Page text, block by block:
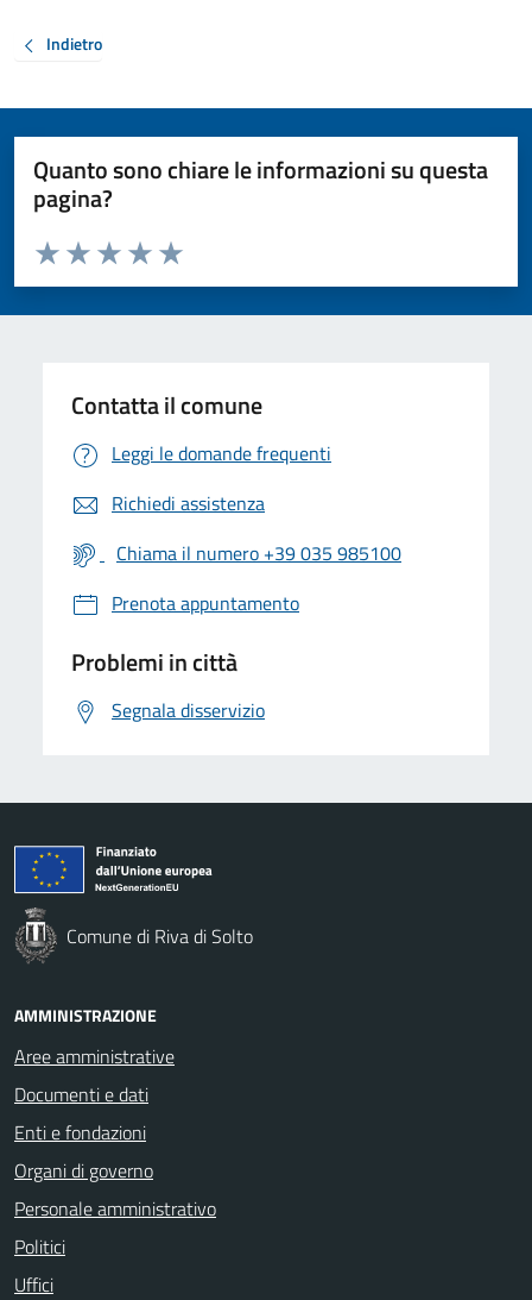
Indietro
Quanto sono chiare le informazioni su questa
pagina?
Valuta da 1 a 5 stelle la pagina
Valuta 5 stelle su 5
Valuta 4 stelle su 5
Valuta 3 stelle su 5
Valuta 2 stelle su 5
Valuta 1 stelle su 5
Contatta il comune
Leggi le domande frequenti
Richiedi assistenza
Chiama il numero +39 035 985100
Prenota appuntamento
Problemi in città
Segnala disservizio
Comune di Riva di Solto
AMMINISTRAZIONE
Aree amministrative
Documenti e dati
Enti e fondazioni
Organi di governo
Personale amministrativo
Politici
Uffici